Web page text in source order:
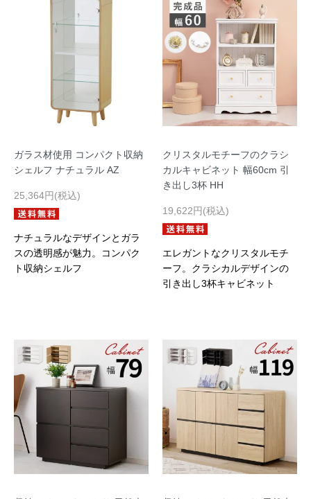
ガラス材使用 コンパクト収納
シェルフ ナチュラル AZ
25,364円(税込)
ナチュラルなデザインとガラ
スの透明感が魅力。コンパク
ト収納シェルフ
クリスタルモチーフのクラシ
カルキャビネット 幅60cm 引
き出し3杯 HH
19,622円(税込)
エレガントなクリスタルモチ
ーフ。クラシカルデザインの
引き出し3杯キャビネット